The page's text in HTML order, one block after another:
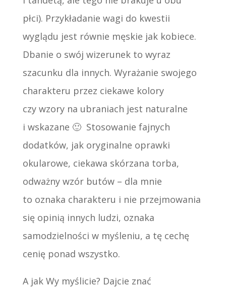
płci). Przykładanie wagi do kwestii
wyglądu jest równie męskie jak kobiece.
Dbanie o swój wizerunek to wyraz
szacunku dla innych. Wyrażanie swojego
charakteru przez ciekawe kolory
czy wzory na ubraniach jest naturalne
i wskazane 🙂 Stosowanie fajnych
dodatków, jak oryginalne oprawki
okularowe, ciekawa skórzana torba,
odważny wzór butów – dla mnie
to oznaka charakteru i nie przejmowania
się opinią innych ludzi, oznaka
samodzielności w myśleniu, a tę cechę
cenię ponad wszystko.
A jak Wy myślicie? Dajcie znać